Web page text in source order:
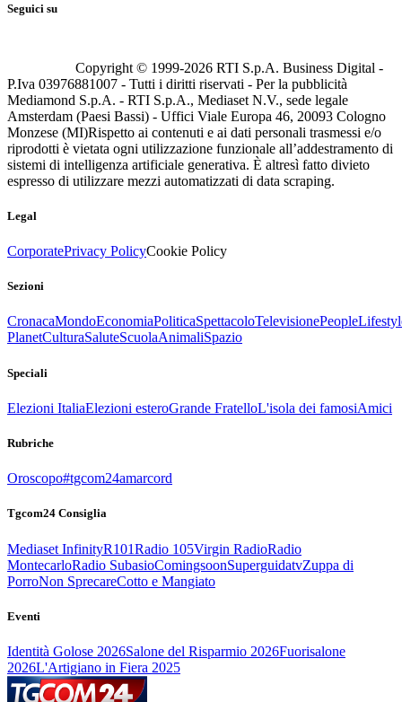
Seguici su
Copyright © 1999-2026 RTI S.p.A. Business Digital -
P.Iva 03976881007 - Tutti i diritti riservati - Per la pubblicità
Mediamond S.p.A. - RTI S.p.A., Mediaset N.V., sede legale
Amsterdam (Paesi Bassi) - Uffici Viale Europa 46, 20093 Cologno
Monzese (MI)Rispetto ai contenuti e ai dati personali trasmessi e/o
riprodotti è vietata ogni utilizzazione funzionale all’addestramento di
sistemi di intelligenza artificiale generativa. È altresì fatto divieto
espresso di utilizzare mezzi automatizzati di data scraping.
Legal
CorporatePrivacy PolicyCookie Policy
Sezioni
CronacaMondoEconomiaPoliticaSpettacoloTelevisionePeople
PlanetCulturaSaluteScuolaAnimaliSpazio
Speciali
Elezioni ItaliaElezioni esteroGrande FratelloL'isola dei famosiAmici
Rubriche
Oroscopo#tgcom24amarcord
Tgcom24 Consiglia
Mediaset InfinityR101Radio 105Virgin RadioRadio
MontecarloRadio SubasioComingsoonSuperguidatvZuppa di
PorroNon SprecareCotto e Mangiato
Eventi
Identità Golose 2026Salone del Risparmio 2026Fuorisalone
2026L'Artigiano in Fiera 2025